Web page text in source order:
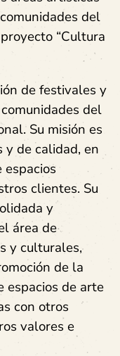
del
“Cultura
de festivales y
del
Su misión es
y de calidad, en
clientes. Su
y
área de
y culturales,
de la
espacios de arte
con otros
valores e